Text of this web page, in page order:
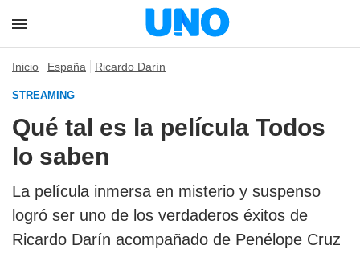
Inicio España Ricardo Darín
STREAMING
Qué tal es la película Todos
lo saben
La película inmersa en misterio y suspenso
logró ser uno de los verdaderos éxitos de
Ricardo Darín acompañado de Penélope Cruz